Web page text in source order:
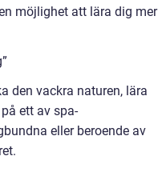
möjlighet att lära dig mer
den vackra naturen, lära
ett av spa-
eller beroende av